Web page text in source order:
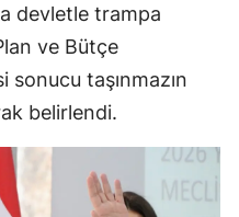
devletle trampa
ve Bütçe
sonucu taşınmazın
belirlendi.